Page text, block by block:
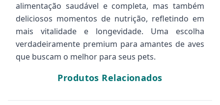
alimentação saudável e completa, mas também
deliciosos momentos de nutrição, refletindo em
mais vitalidade e longevidade. Uma escolha
verdadeiramente premium para amantes de aves
que buscam o melhor para seus pets.
Produtos Relacionados